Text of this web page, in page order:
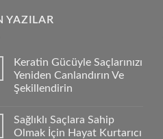
YAZILAR
Keratin Gücüyle Saçlarınızı
Yeniden Canlandırın Ve
Şekillendirin
Sağlıklı Saçlara Sahip
Olmak İçin Hayat Kurtarıcı